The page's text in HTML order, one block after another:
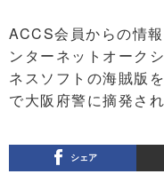
ACCS会員からの情
ンターネットオーク
ネスソフトの海賊版
で大阪府警に摘発され
シェア